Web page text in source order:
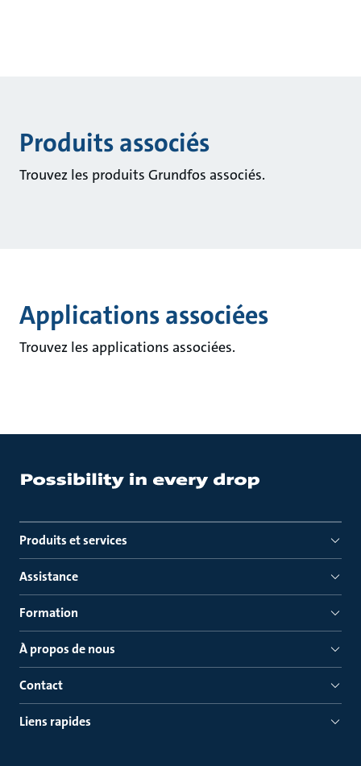
Produits associés
Trouvez les produits Grundfos associés.
Applications associées
Trouvez les applications associées.
Produits et services
Assistance
Formation
À propos de nous
Contact
Liens rapides